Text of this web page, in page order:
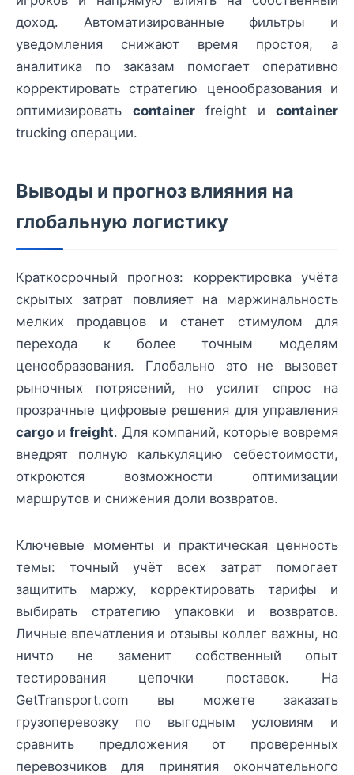
доход. Автоматизированные фильтры и
уведомления снижают время простоя, а
аналитика по заказам помогает оперативно
корректировать стратегию ценообразования и
оптимизировать containerfreight и container
trucking операции.
Выводы и прогноз влияния на
глобальную логистику
Краткосрочный прогноз: корректировка учёта
скрытых затрат повлияет на маржинальность
мелких продавцов и станет стимулом для
перехода к более точным моделям
ценообразования. Глобально это не вызовет
рыночных потрясений, но усилит спрос на
прозрачные цифровые решения для управления
cargo иfreight. Для компаний, которые вовремя
внедрят полную калькуляцию себестоимости,
откроются возможности оптимизации
маршрутов и снижения доли возвратов.
Ключевые моменты и практическая ценность
темы: точный учёт всех затрат помогает
защитить маржу, корректировать тарифы и
выбирать стратегию упаковки и возвратов.
Личные впечатления и отзывы коллег важны, но
ничто не заменит собственный опыт
тестирования цепочки поставок. На
GetTransport.com вы можете заказать
грузоперевозку по выгодным условиям и
сравнить предложения от проверенных
перевозчиков для принятия окончательного